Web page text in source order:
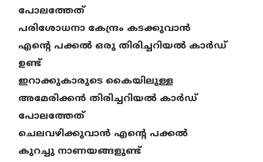
പോലത്തേത്
പരിശോധനാ കേന്ദ്രം കടക്കുവാൻ
എന്റെ പക്കൽ ഒരു തിരിച്ചറിയൽ കാർഡ്
ഉണ്ട്
ഇറാക്കുകാരുടെ കൈയിലുള്ള
അമേരിക്കൻ തിരിച്ചറിയൽ കാർഡ്
പോലത്തേത്
ചെലവഴിക്കുവാൻ എന്റെ പക്കൽ
കുറച്ചു നാണയങ്ങളുണ്ട്